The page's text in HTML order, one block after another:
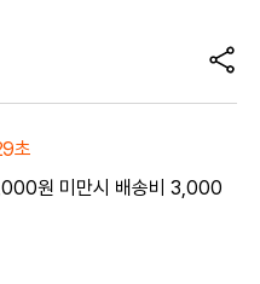
초
원 미만시 배송비 3,000